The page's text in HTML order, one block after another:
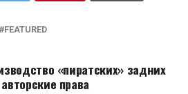
FEATURED
«пиратских» задних
права